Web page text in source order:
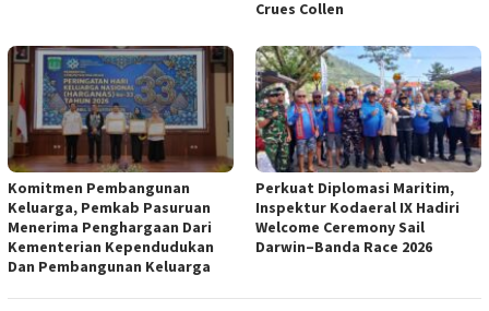
Crues Collen
Komitmen Pembangunan
Keluarga, Pemkab Pasuruan
Menerima Penghargaan Dari
Kementerian Kependudukan
Dan Pembangunan Keluarga
Perkuat Diplomasi Maritim,
Inspektur Kodaeral IX Hadiri
Welcome Ceremony Sail
Darwin–Banda Race 2026